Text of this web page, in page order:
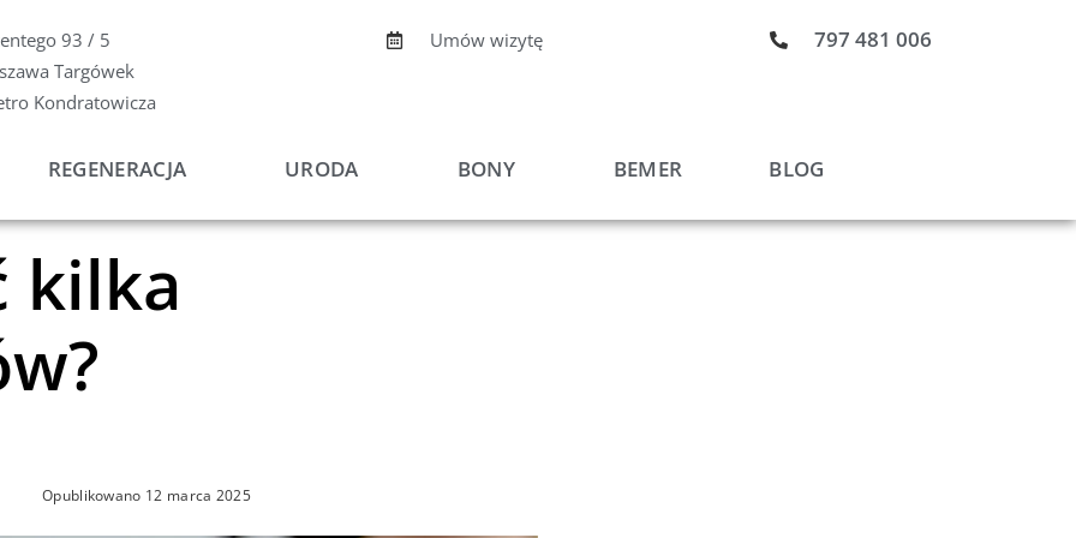
93 / 5
Targówek
Kondratowicza
Umów wizytę 797 481 006
REGENERACJA URODA BONY BEMER BLOG
kilka
Opublikowano 12 marca 2025